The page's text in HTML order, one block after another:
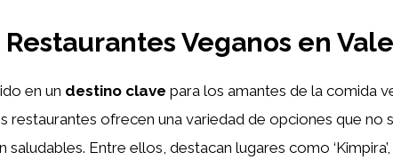
Veganos en
en un destino clave para los amantes de la comida
restaurantes ofrecen una variedad de opciones que no
saludables. Entre ellos, destacan lugares como